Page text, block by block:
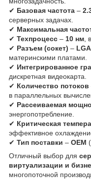
✔ Базовая частота –
серверных задачах.
✔ Максимальная
✔ Техпроцесс – 10 нм ,
✔ Разъем (сокет) –
материнскими платами.
✔ Интегрированное
дискретная видеокарта.
✔ Количество потоков
в параллельных
✔ Рассеиваемая
энергопотребление.
✔ Критическая
эффективное
✔ Тип поставки – OEM
Отличный выбор для
виртуализации и
многопоточной